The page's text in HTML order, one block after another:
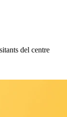
del centre